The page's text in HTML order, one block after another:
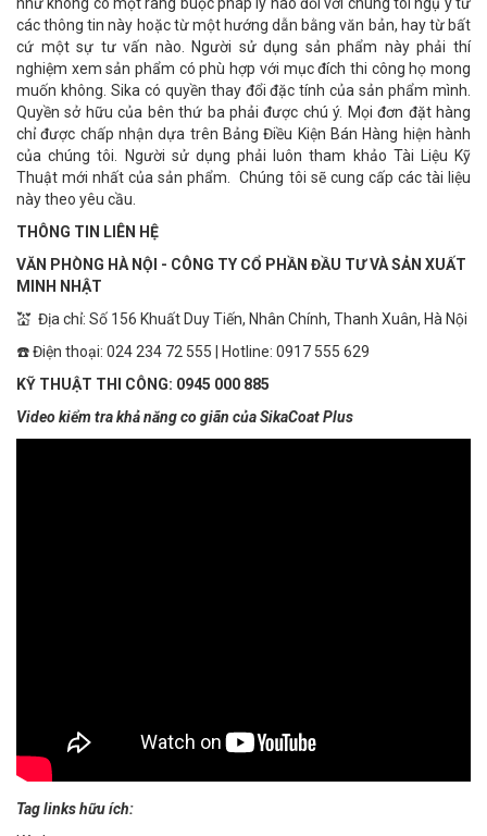
các thông tin này hoặc từ một hướng dẫn bằng văn bản, hay từ bất
cứ một sự tư vấn nào. Người sử dụng sản phẩm này phải thí
nghiệm xem sản phẩm có phù hợp với mục đích thi công họ mong
muốn không. Sika có quyền thay đổi đặc tính của sản phẩm mình.
Quyền sở hữu của bên thứ ba phải được chú ý. Mọi đơn đặt hàng
chỉ được chấp nhận dựa trên Bảng Điều Kiện Bán Hàng hiện hành
của chúng tôi. Người sử dụng phải luôn tham khảo Tài Liệu Kỹ
Thuật mới nhất của sản phẩm. Chúng tôi sẽ cung cấp các tài liệu
này theo yêu cầu.
THÔNG TIN LIÊN HỆ
VĂN PHÒNG HÀ NỘI - CÔNG TY CỔ PHẦN ĐẦU TƯ VÀ SẢN XUẤT
MINH NHẬT
💒 Địa chỉ: Số 156 Khuất Duy Tiến, Nhân Chính, Thanh Xuân, Hà Nội
☎️ Điện thoại: 024 234 72 555 | Hotline: 0917 555 629
KỸ THUẬT THI CÔNG: 0945 000 885
Video kiểm tra khả năng co giãn của SikaCoat Plus
Tag links hữu ích: